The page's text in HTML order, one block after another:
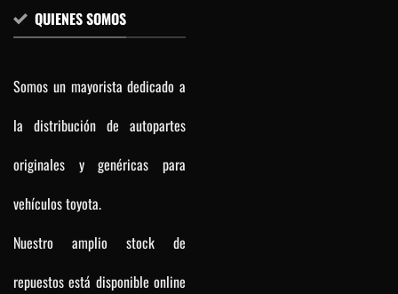
QUIENES SOMOS
Somos un mayorista dedicado a
la distribución de autopartes
originales y genéricas para
vehículos toyota.
Nuestro amplio stock de
repuestos está disponible online